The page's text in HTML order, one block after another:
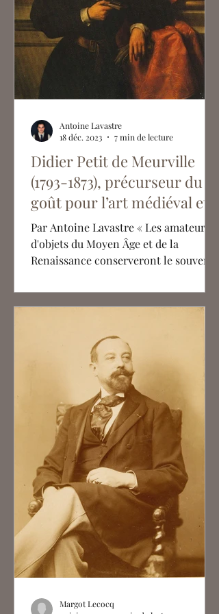
Didier Petit de Meurville
(1793-1873), précurseur du
goût pour l’art médiéval et
de la Renaissance
Par Antoine Lavastre « Les amateurs
d'objets du Moyen Âge et de la
Renaissance conserveront le souvenir
Antoine Lavastre
18 déc. 2023
7 min de lecture
Margot Lecocq